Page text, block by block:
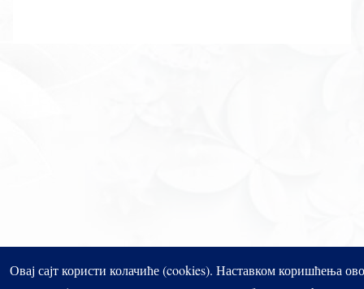
Овај сајт користи колачиће (cookies). Наставком коришћења